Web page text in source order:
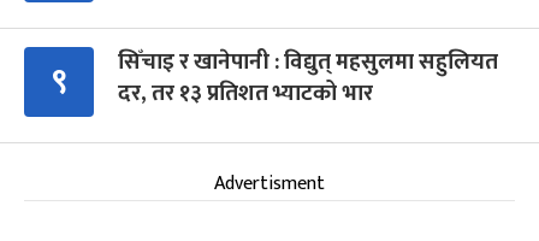
९
सिँचाइ र खानेपानी : विद्युत् महसुलमा सहुलियत
दर, तर १३ प्रतिशत भ्याटको भार
Advertisment